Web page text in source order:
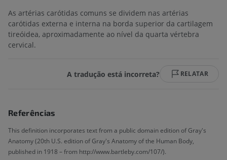
As artérias carótidas comuns se dividem nas artérias
carótidas externa e interna na borda superior da cartilagem
tireóidea, aproximadamente ao nível da quarta vértebra
cervical.
A tradução está incorreta? RELATAR
Referências
This definition incorporates text from a public domain edition of Gray's
Anatomy (20th U.S. edition of Gray's Anatomy of the Human Body,
published in 1918 – from http://www.bartleby.com/107/).